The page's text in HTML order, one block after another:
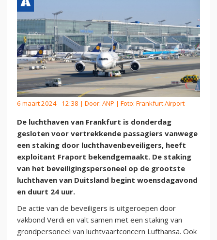
6 maart 2024 - 12:38 | Door: ANP | Foto: Frankfurt Airport
De luchthaven van Frankfurt is donderdag
gesloten voor vertrekkende passagiers vanwege
een staking door luchthavenbeveiligers, heeft
exploitant Fraport bekendgemaakt. De staking
van het beveiligingspersoneel op de grootste
luchthaven van Duitsland begint woensdagavond
en duurt 24 uur.
De actie van de beveiligers is uitgeroepen door
vakbond Verdi en valt samen met een staking van
grondpersoneel van luchtvaartconcern Lufthansa. Ook